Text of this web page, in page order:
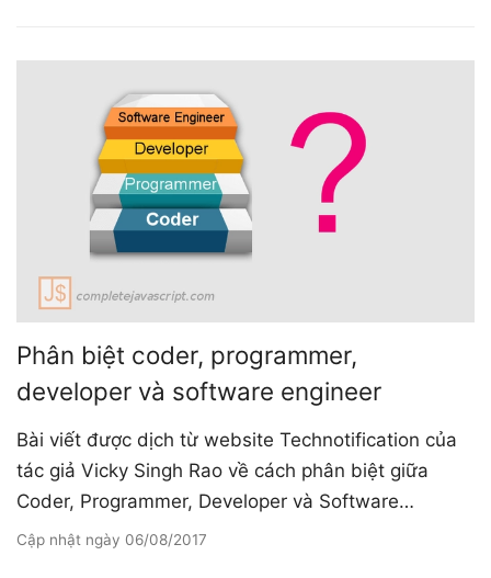
Phân biệt coder, programmer,
developer và software engineer
Bài viết được dịch từ website Technotification của
tác giả Vicky Singh Rao về cách phân biệt giữa
Coder, Programmer, Developer và Software…
Cập nhật ngày 06/08/2017